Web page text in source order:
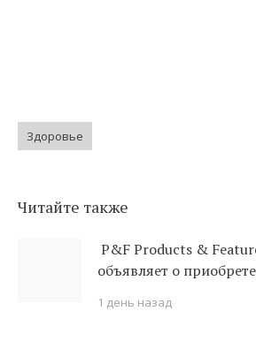
Здоровье
Читайте также
P&F Products &
объявляет о
1 день назад